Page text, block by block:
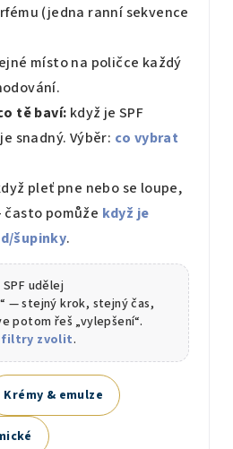
(jedna ranní sekvence
místo na poličce každý
tě baví: když je SPF
snadný. Výběr: co vybrat
pleť pne nebo se loupe,
pomůže když je
šupinky.
SPF udělej
— stejný krok, stejný čas,
potom řeš „vylepšení“.
filtry zvolit.
Krémy & emulze